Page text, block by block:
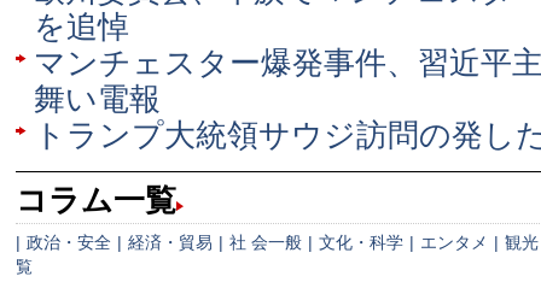
を追悼
マンチェスター爆発事件、習近平
舞い電報
トランプ大統領サウジ訪問の発し
コラム一覧
| 政治・安全 | 経済・貿易 | 社 会一般 | 文化・科学 | エンタメ | 観光
覧